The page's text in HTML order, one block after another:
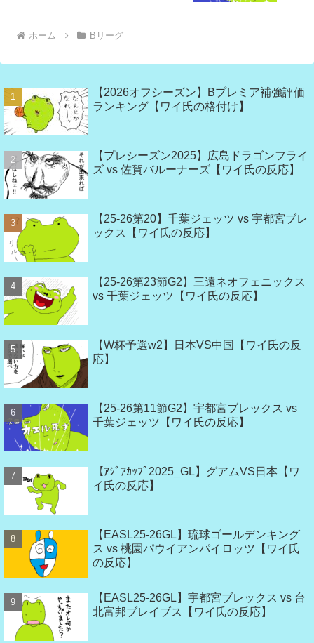
ホーム Bリーグ
【2026オフシーズン】Bプレミア補強評価
ランキング【ワイ氏の格付け】
【プレシーズン2025】広島ドラゴンフライ
ズ vs 佐賀バルーナーズ【ワイ氏の反応】
【25-26第20】千葉ジェッツ vs 宇都宮ブレ
ックス【ワイ氏の反応】
【25-26第23節G2】三遠ネオフェニックス
vs 千葉ジェッツ【ワイ氏の反応】
【W杯予選w2】日本VS中国【ワイ氏の反
応】
【25-26第11節G2】宇都宮ブレックス vs
千葉ジェッツ【ワイ氏の反応】
【ｱｼﾞｱｶｯﾌﾟ2025_GL】グアムVS日本【ワ
イ氏の反応】
【EASL25-26GL】琉球ゴールデンキング
ス vs 桃園パウイアンパイロッツ【ワイ氏
の反応】
【EASL25-26GL】宇都宮ブレックス vs 台
北富邦ブレイブス【ワイ氏の反応】